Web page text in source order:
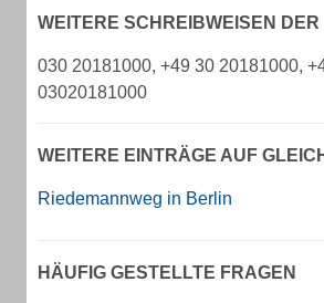
WEITERE SCHREIBWEISEN
030 20181000, +49 30 20181000,
03020181000
WEITERE EINTRÄGE AUF
Riedemannweg in Berlin
HÄUFIG GESTELLTE FRAGEN